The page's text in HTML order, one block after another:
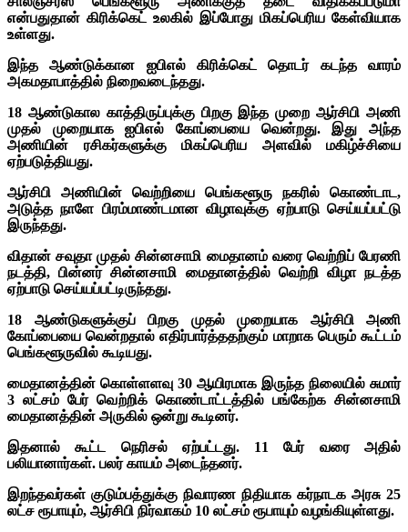
என்பதுதான் கிரிக்கெட் உலகில் இப்போது மிகப்பெரிய கேள்வியாக
உள்ளது.
இந்த ஆண்டுக்கான ஐபிஎல் கிரிக்கெட் தொடர் கடந்த வாரம்
அகமதாபாத்தில் நிறைவடைந்தது.
18 ஆண்டுகால காத்திருப்புக்கு பிறகு இந்த முறை ஆர்சிபி அணி
முதல் முறையாக ஐபிஎல் கோப்பையை வென்றது. இது அந்த
அணியின் ரசிகர்களுக்கு மிகப்பெரிய அளவில் மகிழ்ச்சியை
ஏற்படுத்தியது.
ஆர்சிபி அணியின் வெற்றியை பெங்களூரு நகரில் கொண்டாட,
அடுத்த நாளே பிரம்மாண்டமான விழாவுக்கு ஏற்பாடு செய்யப்பட்டு
இருந்தது.
விதான் சவுதா முதல் சின்னசாமி மைதானம் வரை வெற்றிப் பேரணி
நடத்தி, பின்னர் சின்னசாமி மைதானத்தில் வெற்றி விழா நடத்த
ஏற்பாடு செய்யப்பட்டிருந்தது.
18 ஆண்டுகளுக்குப் பிறகு முதல் முறையாக ஆர்சிபி அணி
கோப்பையை வென்றதால் எதிர்பார்த்ததற்கும் மாறாக பெரும் கூட்டம்
பெங்களூருவில் கூடியது.
மைதானத்தின் கொள்ளளவு 30 ஆயிரமாக இருந்த நிலையில் சுமார்
3 லட்சம் பேர் வெற்றிக் கொண்டாட்டத்தில் பங்கேற்க சின்னசாமி
மைதானத்தின் அருகில் ஒன்று கூடினர்.
இதனால் கூட்ட நெரிசல் ஏற்பட்டது. 11 பேர் வரை அதில்
பலியானார்கள். பலர் காயம் அடைந்தனர்.
இறந்தவர்கள் குடும்பத்துக்கு நிவாரண நிதியாக கர்நாடக அரசு 25
லட்ச ரூபாயும், ஆர்சிபி நிர்வாகம் 10 லட்சம் ரூபாயும் வழங்கியுள்ளது.